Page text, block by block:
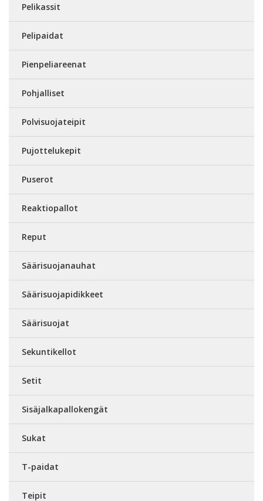
Pelikassit
Pelipaidat
Pienpeliareenat
Pohjalliset
Polvisuojateipit
Pujottelukepit
Puserot
Reaktiopallot
Reput
Säärisuojanauhat
Säärisuojapidikkeet
Säärisuojat
Sekuntikellot
Setit
Sisäjalkapallokengät
Sukat
T-paidat
Teipit